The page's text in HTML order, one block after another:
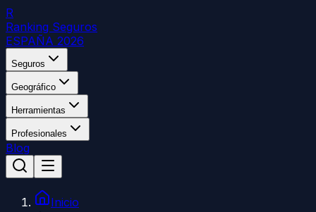
R
Ranking Seguros
ESPAÑA 2026
Seguros
Geográfico
Herramientas
Profesionales
Blog
Inicio